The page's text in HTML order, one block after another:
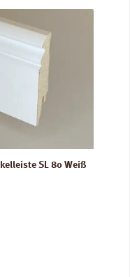
SL 80 Weiß